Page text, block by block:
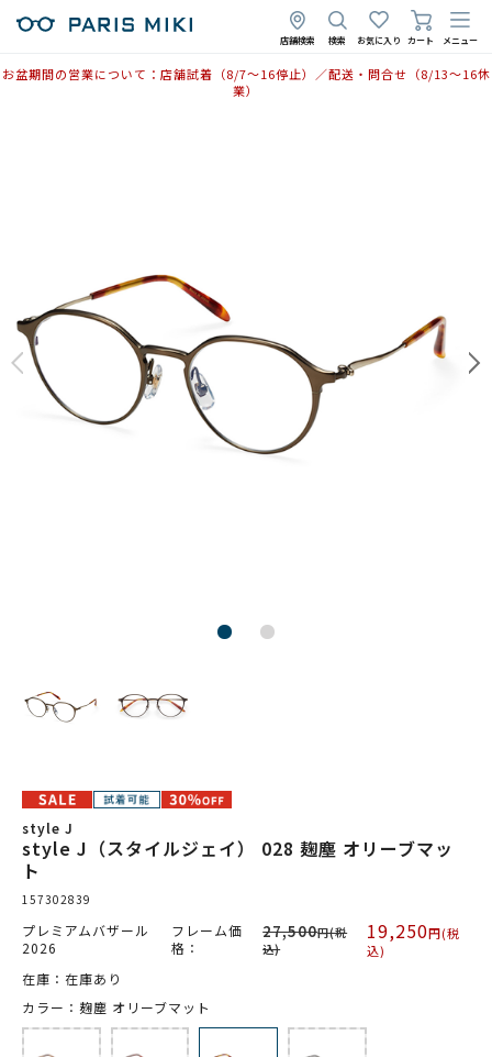
店舗検索 検索 お気に入り カート メニュー
お盆期間の営業について：店舗試着（8/7〜16停止）／配送・問合せ（8/13〜16休
業）
style J
style J（スタイルジェイ） 028 麹塵 オリーブマッ
ト
157302839
プレミアムバザール
2026
フレーム価
格：
27,500円(税
込)
19,250円(税
込)
在庫：在庫あり
カラー：麹塵 オリーブマット
2025年5月7日